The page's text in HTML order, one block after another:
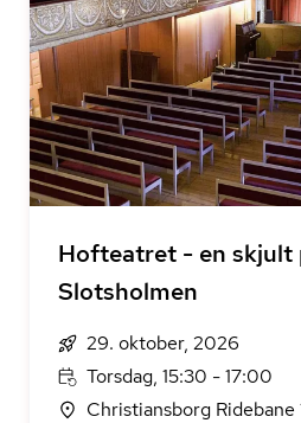
Hofteatret - en skjult
Slotsholmen
29. oktober, 2026
Torsdag, 15:30 - 17:00
Christiansborg Ridebane